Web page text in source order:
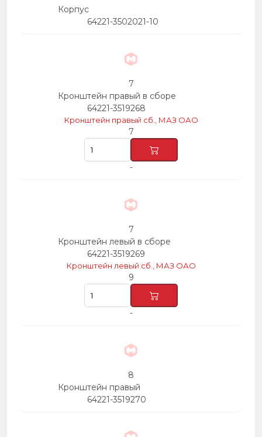
Корпус
64221-3502021-10
7
Кронштейн правый в сборе
64221-3519268
Кронштейн правый сб., МАЗ ОАО
7
-
7
Кронштейн левый в сборе
64221-3519269
Кронштейн левый сб., МАЗ ОАО
9
-
8
Кронштейн правый
64221-3519270